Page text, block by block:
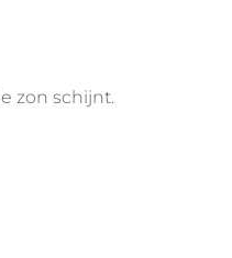
zon schijnt.